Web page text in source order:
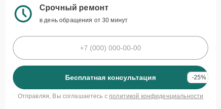
Срочный ремонт
в день обращения от 30 минут
Бесплатная консультация -25%
Отправляя, Вы соглашаетесь с политикой конфиденциальности